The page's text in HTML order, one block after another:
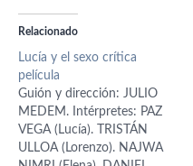
Relacionado
Lucía y el sexo crítica
película
Guión y dirección: JULIO
MEDEM. Intérpretes: PAZ
VEGA (Lucía). TRISTÁN
ULLOA (Lorenzo). NAJWA